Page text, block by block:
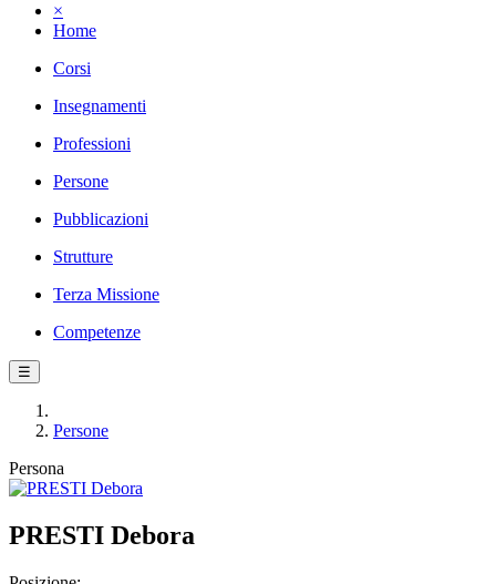
×
Home
Corsi
Insegnamenti
Professioni
Persone
Pubblicazioni
Strutture
Terza Missione
Competenze
☰
Persone
Persona
PRESTI Debora